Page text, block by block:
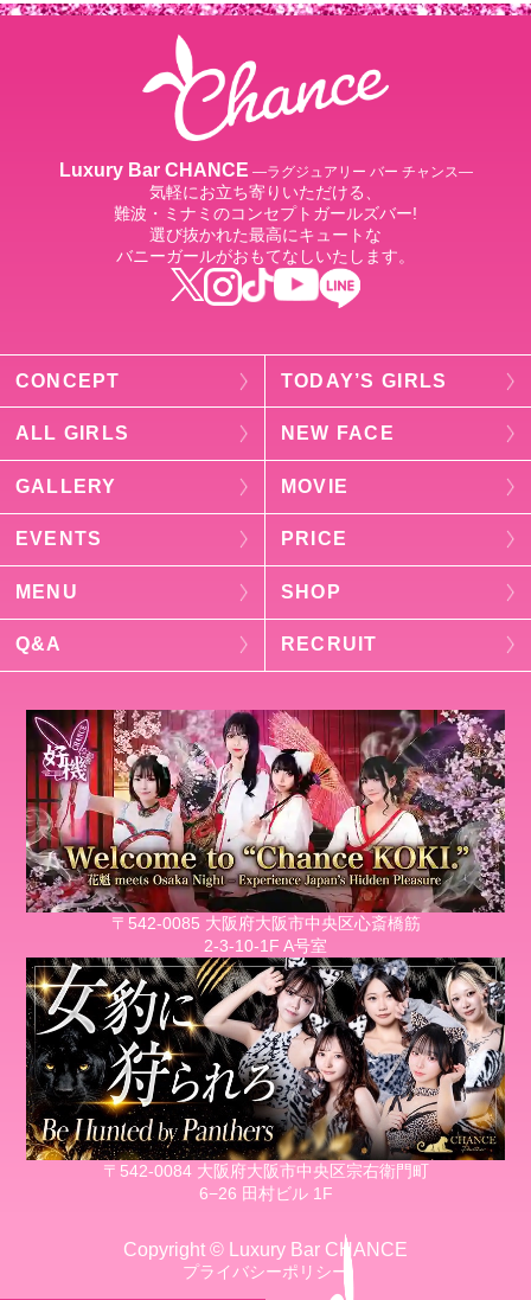
Luxury Bar CHANCE ―ラグジュアリー バー チャンス―
気軽にお立ち寄りいただける、
難波・ミナミのコンセプトガールズバー!
選び抜かれた最高にキュートな
バニーガールがおもてなしいたします。
CONCEPT TODAY’S GIRLS
ALL GIRLS NEW FACE
GALLERY MOVIE
EVENTS PRICE
MENU SHOP
Q&A RECRUIT
〒542-0085 大阪府大阪市中央区心斎橋筋
2-3-10-1F A号室
〒542-0084 大阪府大阪市中央区宗右衛門町
6−26 田村ビル 1F
Copyright © Luxury Bar CHANCE
プライバシーポリシー